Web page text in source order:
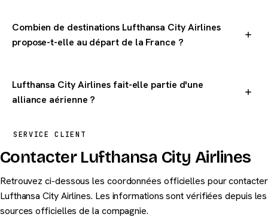
Combien de destinations Lufthansa City Airlines
propose-t-elle au départ de la France ?
au départ de la France.
Lufthansa City Airlines fait-elle partie d'une
alliance aérienne ?
Les passagers peuvent cumuler des miles et bénéficier de
correspondances chez les partenaires de Star Alliance.
SERVICE CLIENT
Contacter Lufthansa City Airlines
Retrouvez ci-dessous les coordonnées officielles pour contacter
Lufthansa City Airlines. Les informations sont vérifiées depuis les
sources officielles de la compagnie.